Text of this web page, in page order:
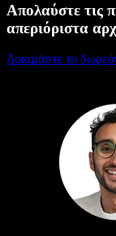
Απολαύστε τις
απεριόριστα
Δοκιμάστε το